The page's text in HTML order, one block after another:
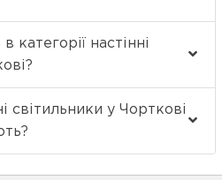
категорії настінні
світильники у Чорткові